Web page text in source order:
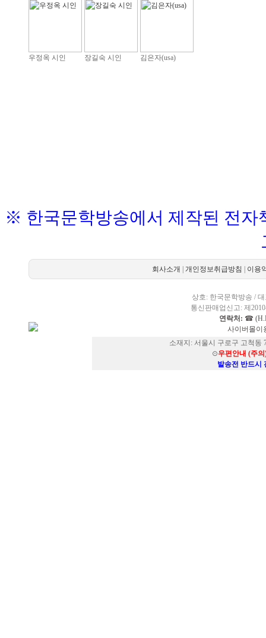
우정옥 시인 장길숙 시인 김은자(usa)
※ 한국문학방송에서 제작된 전자
회사소개 개인정보취급방침 이용
상호: 한국문학방송 /
통신판매업신고: 제
연락처: ☎
사이버몰이
소재지: 서울시 구로구 고척동
⊙우편안내 (주
발송전 반드시